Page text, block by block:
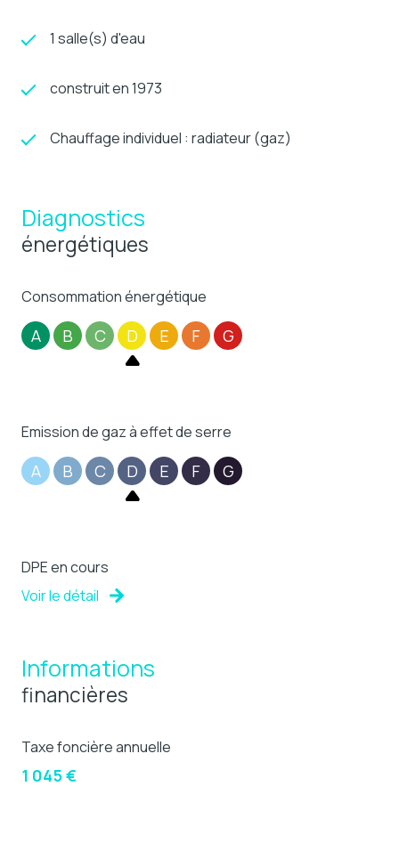
1 salle(s) d'eau
construit en 1973
Chauffage individuel : radiateur (gaz)
Diagnostics
énergétiques
Consommation énergétique
A B C D E F G
Emission de gaz à effet de serre
A B C D E F G
DPE en cours
Voir le détail
Informations
financières
Taxe foncière annuelle
1 045 €